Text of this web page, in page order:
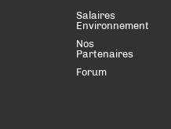
Salaires
Environnement
Nos
Partenaires
Forum